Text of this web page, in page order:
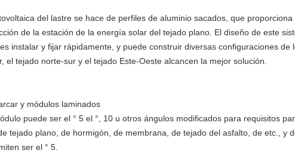
del lastre se hace de perfiles de aluminio sacados, que
de la estación de la energía solar del tejado plano. El diseño de este
instalar y fijar rápidamente, y puede construir diversas configuraciones de
el tejado norte-sur y el tejado Este-Oeste alcancen la mejor solución.
y módulos laminados
puede ser el ° 5 el °, 10 u otros ángulos modificados para requisitos
tejado plano, de hormigón, de membrana, de tejado del asfalto, de etc., y
ser el ° 5.